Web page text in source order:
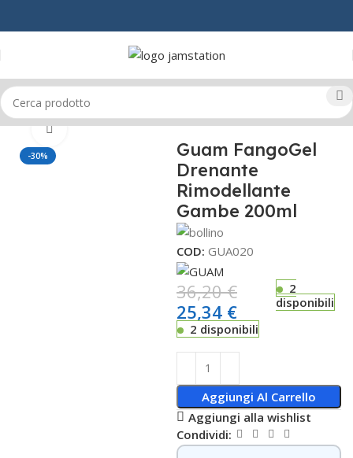
Home CORPO COSMETICA
-30%
Click to enlarge
Guam FangoGel
Drenante
Rimodellante
Gambe 200ml
COD: GUA020
36,20€
25,34 €
2
disponibili
2 disponibili
Aggiungi Al Carrello
Aggiungi alla wishlist
Condividi: